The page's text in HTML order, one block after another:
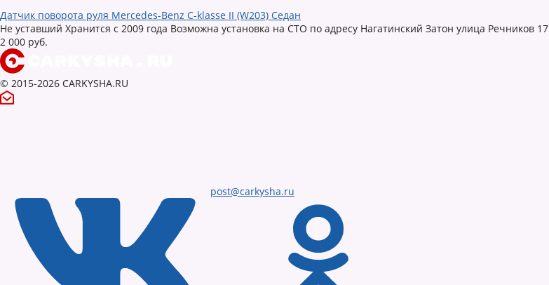
Датчик поворота руля Mercedes-Benz C-klasse II (W203) Седан
Не уставший Хранится с 2009 года Возможна установка на СТО по адресу Нагатинский Затон улица Речников 17
2 000 руб.
© 2015-2026 CARKYSHA.RU
post@carkysha.ru